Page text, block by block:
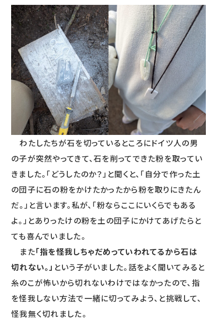
わたしたちが石を切っているところにドイツ人の男
の子が突然やってきて、石を削ってできた粉を取ってい
きました。「どうしたのか？」と聞くと、「自分で作った土
の団子に石の粉をかけたかったから粉を取りにきたん
だ。」と言います。私が、「粉ならここにいくらでもある
よ。」とありったけの粉を土の団子にかけてあげたらと
ても喜んでいました。
また「指を怪我しちゃだめっていわれてるから石は
切れない。」 という子がいました。話をよく聞いてみると
糸のこが怖いから切れないわけではなかったので、指
を怪我しない方法で一緒に切ってみよう、と挑戦して、
怪我無く切れました。